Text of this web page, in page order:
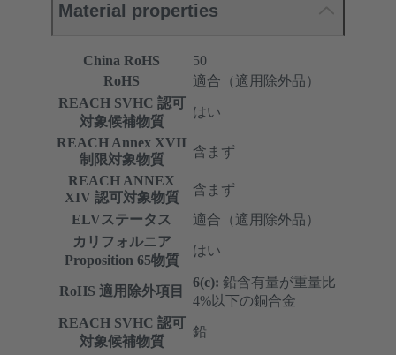
Material properties
China RoHS
50
RoHS
適合（適用除外品）
REACH SVHC 認可
対象候補物質
はい
REACH Annex XVII
制限対象物質
含まず
REACH ANNEX
XIV 認可対象物質
含まず
ELVステータス
適合（適用除外品）
カリフォルニア
Proposition 65物質
はい
RoHS 適用除外項目
6(c): 鉛含有量が重量比
4%以下の銅合金
REACH SVHC 認可
対象候補物質
鉛